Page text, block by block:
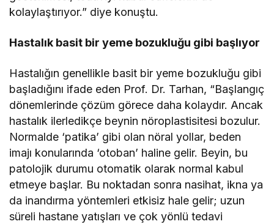
kolaylaştırıyor.” diye konuştu.
Hastalık basit bir yeme bozukluğu gibi başlıyor
Hastalığın genellikle basit bir yeme bozukluğu gibi
başladığını ifade eden Prof. Dr. Tarhan, “Başlangıç
dönemlerinde çözüm görece daha kolaydır. Ancak
hastalık ilerledikçe beynin nöroplastisitesi bozulur.
Normalde ‘patika’ gibi olan nöral yollar, beden
imajı konularında ‘otoban’ haline gelir. Beyin, bu
patolojik durumu otomatik olarak normal kabul
etmeye başlar. Bu noktadan sonra nasihat, ikna ya
da inandırma yöntemleri etkisiz hale gelir; uzun
süreli hastane yatışları ve çok yönlü tedavi